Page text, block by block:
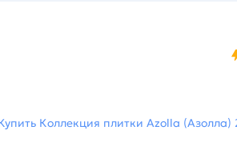
Коллекция плитки Azolla